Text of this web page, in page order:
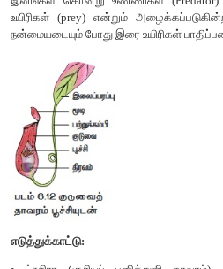
அகற்றப்பட்டு மண் அரிப்பு
வளர்ச்சி இங்கு
நீர் நன்கு